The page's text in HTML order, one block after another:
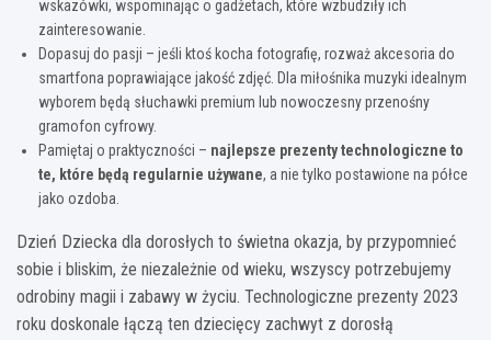
wskazówki, wspominając o gadżetach, które wzbudziły ich
zainteresowanie.
Dopasuj do pasji – jeśli ktoś kocha fotografię, rozważ akcesoria do
smartfona poprawiające jakość zdjęć. Dla miłośnika muzyki idealnym
wyborem będą słuchawki premium lub nowoczesny przenośny
gramofon cyfrowy.
Pamiętaj o praktyczności – najlepsze prezenty technologiczne to
te, które będą regularnie używane, a nie tylko postawione na półce
jako ozdoba.
Dzień Dziecka dla dorosłych to świetna okazja, by przypomnieć
sobie i bliskim, że niezależnie od wieku, wszyscy potrzebujemy
odrobiny magii i zabawy w życiu. Technologiczne prezenty 2023
roku doskonale łączą ten dziecięcy zachwyt z dorosłą